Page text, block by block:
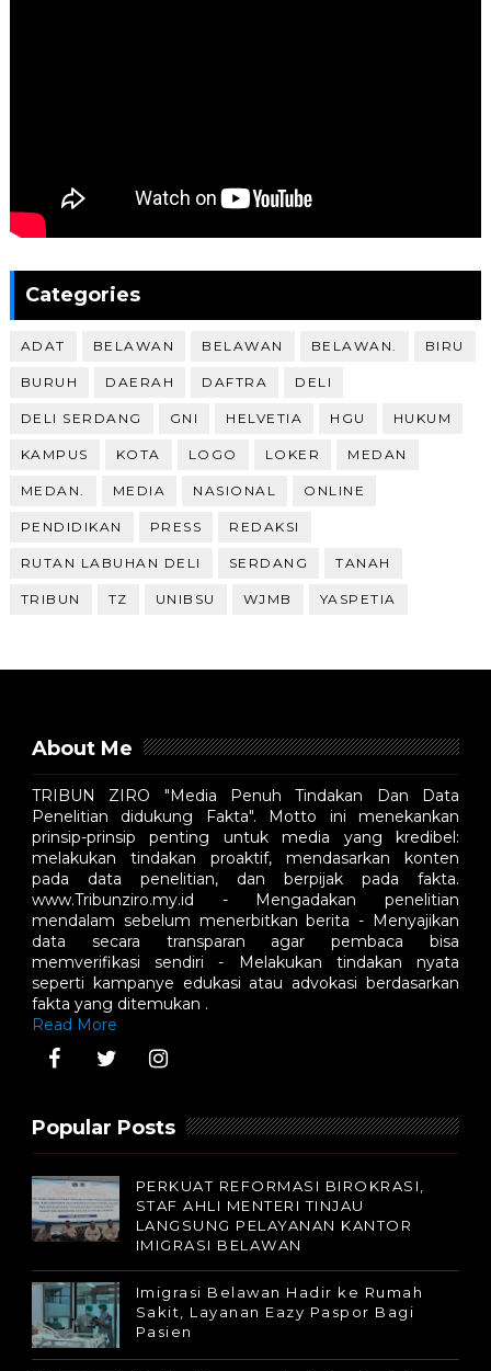
Categories
ADAT BELAWAN BELAWAN BELAWAN. BIRU
BURUH DAERAH DAFTRA DELI
DELI SERDANG GNI HELVETIA HGU HUKUM
KAMPUS KOTA LOGO LOKER MEDAN
MEDAN. MEDIA NASIONAL ONLINE
PENDIDIKAN PRESS REDAKSI
RUTAN LABUHAN DELI SERDANG TANAH
TRIBUN TZ UNIBSU WJMB YASPETIA
About Me
TRIBUN ZIRO "Media Penuh Tindakan Dan Data
Penelitian didukung Fakta". Motto ini menekankan
prinsip-prinsip penting untuk media yang kredibel:
melakukan tindakan proaktif, mendasarkan konten
pada data penelitian, dan berpijak pada fakta.
www.Tribunziro.my.id - Mengadakan penelitian
mendalam sebelum menerbitkan berita - Menyajikan
data secara transparan agar pembaca bisa
memverifikasi sendiri - Melakukan tindakan nyata
seperti kampanye edukasi atau advokasi berdasarkan
fakta yang ditemukan .
Read More
Popular Posts
PERKUAT REFORMASI BIROKRASI,
STAF AHLI MENTERI TINJAU
LANGSUNG PELAYANAN KANTOR
IMIGRASI BELAWAN
Imigrasi Belawan Hadir ke Rumah
Sakit, Layanan Eazy Paspor Bagi
Pasien